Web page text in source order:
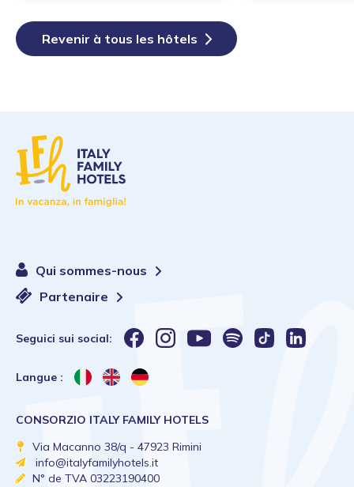
Revenir à tous les hôtels
Qui sommes-nous
Partenaire
Seguici sui social:
Langue :
CONSORZIO ITALY FAMILY HOTELS
Via Macanno 38/q - 47923 Rimini
info@italyfamilyhotels.it
N° de TVA 03223190400